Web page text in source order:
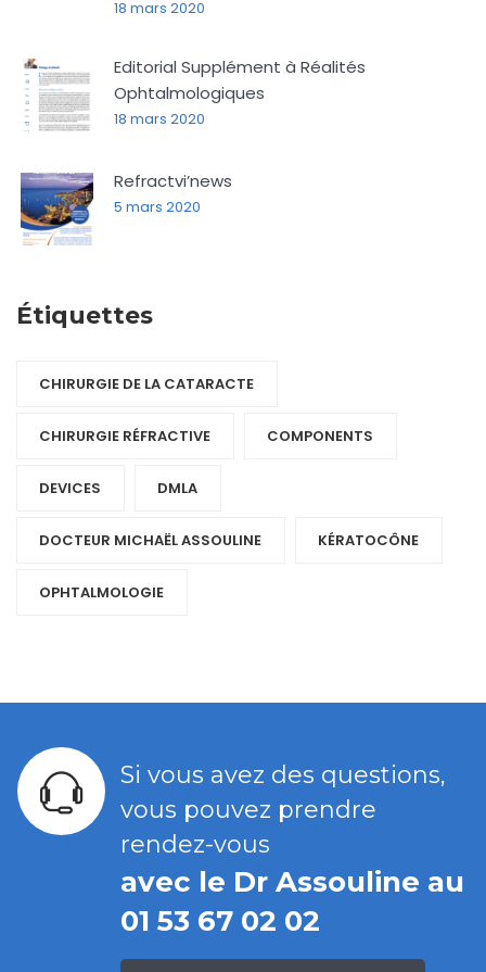
18 mars 2020
Editorial Supplément à Réalités
Ophtalmologiques
18 mars 2020
Refractvi’news
5 mars 2020
Étiquettes
CHIRURGIE DE LA CATARACTE
CHIRURGIE RÉFRACTIVE COMPONENTS‎
DEVICES‎ DMLA
DOCTEUR MICHAËL ASSOULINE KÉRATOCÔNE
OPHTALMOLOGIE
Si vous avez des questions,
vous pouvez prendre
rendez-vous
avec le Dr Assouline au
01 53 67 02 02